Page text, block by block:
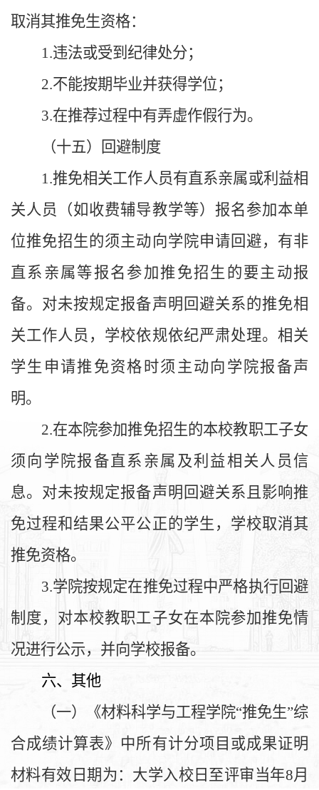
取消其推免生资格：
1.违法或受到纪律处分；
2.不能按期毕业并获得学位；
3.在推荐过程中有弄虚作假行为。
（十五）回避制度
1.推免相关工作人员有直系亲属或利益相
关人员（如收费辅导教学等）报名参加本单
位推免招生的须主动向学院申请回避，有非
直系亲属等报名参加推免招生的要主动报
备。对未按规定报备声明回避关系的推免相
关工作人员，学校依规依纪严肃处理。相关
学生申请推免资格时须主动向学院报备声
明。
2.在本院参加推免招生的本校教职工子女
须向学院报备直系亲属及利益相关人员信
息。对未按规定报备声明回避关系且影响推
免过程和结果公平公正的学生，学校取消其
推免资格。
3.学院按规定在推免过程中严格执行回避
制度，对本校教职工子女在本院参加推免情
况进行公示，并向学校报备。
六、其他
（一）《材料科学与工程学院“推免生”综
合成绩计算表》中所有计分项目或成果证明
材料有效日期为：大学入校日至评审当年8月